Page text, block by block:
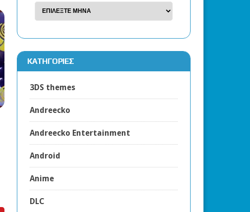
KΑΤΗΓΟΡΊΕΣ
3DS themes
Andreecko
Andreecko Entertainment
Android
Anime
DLC